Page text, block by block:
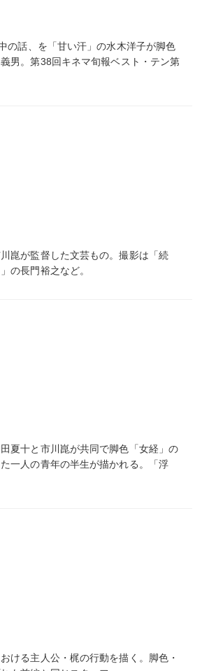
の話、を「甘い汗」の水木洋子が脚色
男。第38回キネマ旬報ベスト・テン第
崑が監督した文芸もの。撮影は「続
の長門裕之など。
夏十と市川崑が共同で脚色「女経」の
一人の青年の半生が描かれる。「浮
ける主人公・梶の行動を描く。脚色・